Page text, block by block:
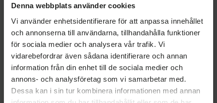
Denna webbplats använder cookies
Vi använder enhetsidentifierare för att anpassa innehållet
och annonserna till användarna, tillhandahålla funktioner
för sociala medier och analysera vår trafik. Vi
vidarebefordrar även sådana identifierare och annan
information från din enhet till de sociala medier och
annons- och analysföretag som vi samarbetar med.
Dessa kan i sin tur kombinera informationen med annan
KABE
KABE ROYAL 540
GLE KS
"KABEKAMPANJ"
KABE
KABE ESTATE 560
GLE KS B2
"KABEKAMPANJ"
Begagnat-veckor hos
Erikssons!
Vi köper din husbil!